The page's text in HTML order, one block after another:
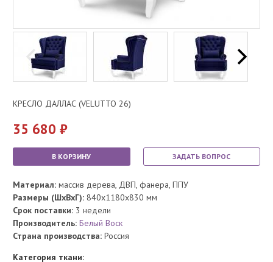
КРЕСЛО ДАЛЛАС (VELUTTO 26)
35 680
В КОРЗИНУ ЗАДАТЬ ВОПРОС
Материал: массив дерева, ДВП, фанера, ППУ
Размеры (ШхВхГ): 840x1180x830 мм
Срок поставки: 3 недели
Производитель: Белый Воск
Страна производства: Россия
Категория ткани: